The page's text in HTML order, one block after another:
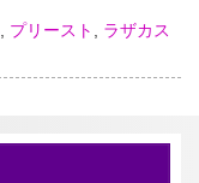
, プリースト , ラザカス